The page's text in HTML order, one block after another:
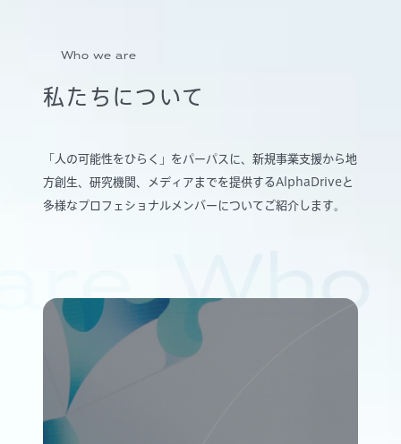
Who we are
私たちについて
「人の可能性をひらく」をパーパスに、新規事業支援から地
方創生、研究機関、メディアまでを提供するAlphaDriveと
多様なプロフェショナルメンバーについてご紹介します。